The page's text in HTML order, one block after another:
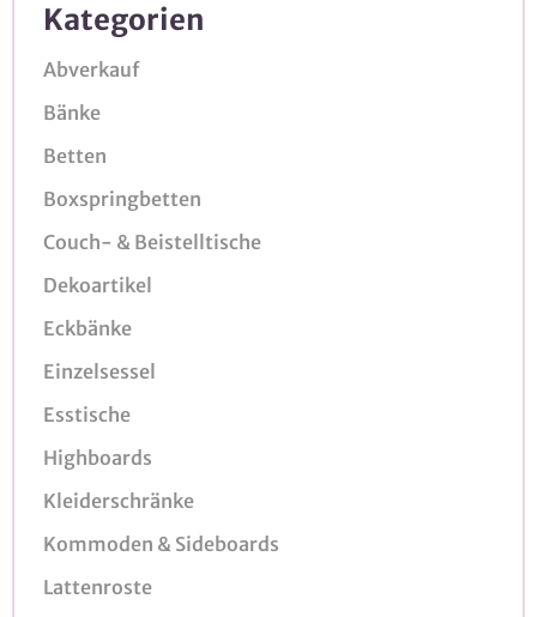
Kategorien
Abverkauf
Bänke
Betten
Boxspringbetten
Couch- & Beistelltische
Dekoartikel
Eckbänke
Einzelsessel
Esstische
Highboards
Kleiderschränke
Kommoden & Sideboards
Lattenroste